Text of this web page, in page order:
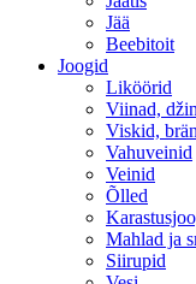
Jää
Beebitoit
Joogid
Liköörid
Viinad,
Viskid,
Vahuveinid
Veinid
Õlled
Mahlad ja
Siirupid